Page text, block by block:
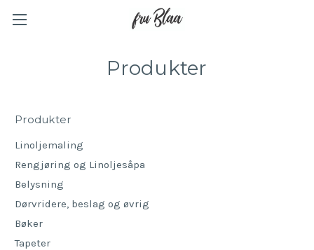
Produkter
Produkter
Linoljemaling
Rengjøring og Linoljesåpa
Belysning
Dørvridere, beslag og øvrig
Bøker
Tapeter